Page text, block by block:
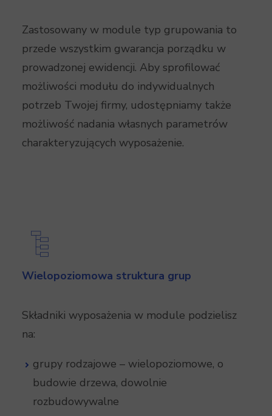
Zastosowany w module typ grupowania to
przede wszystkim gwarancja porządku w
prowadzonej ewidencji. Aby sprofilować
możliwości modułu do indywidualnych
potrzeb Twojej firmy, udostępniamy także
możliwość nadania własnych parametrów
charakteryzujących wyposażenie.
Wielopoziomowa struktura grup
Składniki wyposażenia w module podzielisz
na:
grupy rodzajowe – wielopoziomowe, o
budowie drzewa, dowolnie
rozbudowywalne